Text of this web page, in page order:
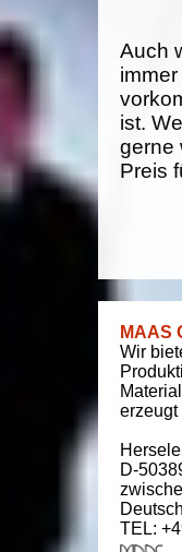
Auch
ist.
gerne
Preis
MAAS
Wir
erzeugt
D-
TEL: